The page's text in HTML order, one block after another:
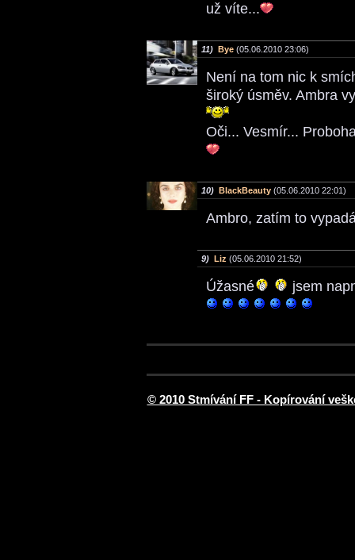
už víte...
11) Bye (05.06.2010 23:06)
Není na tom nic k
široký úsměv. Ambra
Oči... Vesmír...
10) BlackBeauty (05.06.2010 22:01)
Ambro, zatím to
9) Liz (05.06.2010 21:52)
Úžasné jsem
© 2010 Stmívání FF - Kopírování